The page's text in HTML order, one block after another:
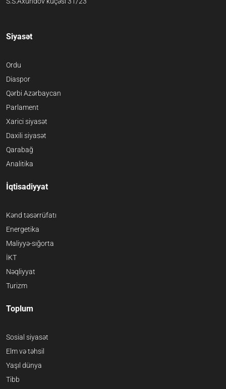
Siyasət
Ordu
Diaspor
Qərbi Azərbaycan
Parlament
Xarici siyasət
Daxili siyasət
Qarabağ
Analitika
İqtisadiyyat
Kənd təsərrüfatı
Energetika
Maliyyə-sığorta
İKT
Nəqliyyat
Turizm
Toplum
Sosial siyasət
Elm və təhsil
Yaşıl dünya
Tibb